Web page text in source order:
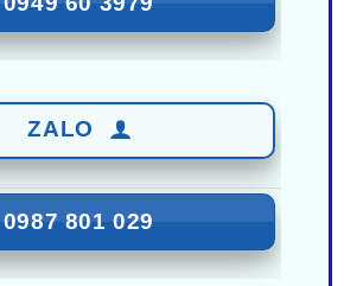
0987 801 029